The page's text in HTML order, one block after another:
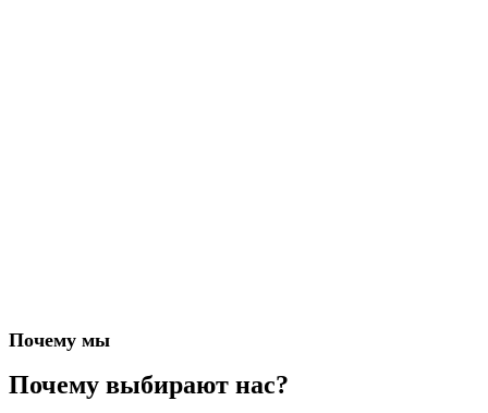
Почему мы
Почему выбирают нас?